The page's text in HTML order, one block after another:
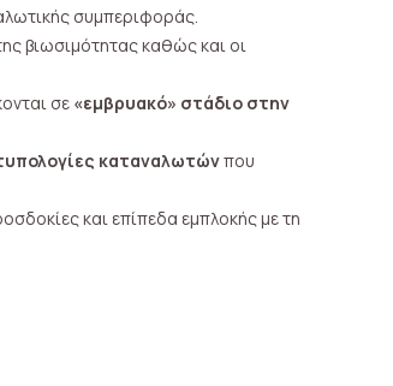
συμπεριφοράς.
βιωσιμότητας καθώς και οι
σε «εμβρυακό» στάδιο στην
καταναλωτώνπου
και επίπεδα εμπλοκής με τη